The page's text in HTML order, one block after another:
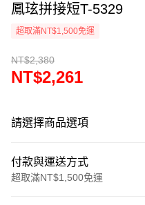
鳳玹拼接短T-5329
超取滿NT$1,500免運
NT$2,380
NT$2,261
請選擇商品選項
付款與運送方式
超取滿NT$1,500免運